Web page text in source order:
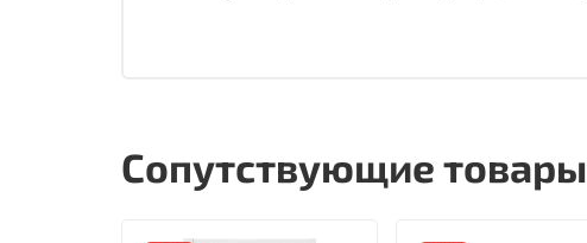
Сопутствующие товары